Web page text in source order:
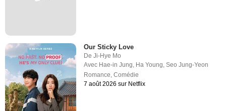
Our Sticky Love
DeJi-Hye Mo
Avec Hae-in Jung Ha Young ,Seo Jung-Yeon
Romance ,Comédie
7 août 2026 sur Netflix